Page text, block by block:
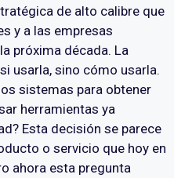
de alto calibre que
y a las empresas
próxima década. La
usarla, sino cómo usarla.
sistemas para obtener
herramientas ya
Esta decisión se parece
o servicio que hoy en
ahora esta pregunta